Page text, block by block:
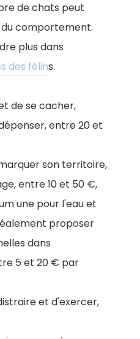
de chats peut
comportement.
plus dans
des félins.
de se cacher,
entre 20 et
son territoire,
entre 10 et 50 €,
une pour l'eau et
proposer
dans
5 et 20 € par
et d'exercer,